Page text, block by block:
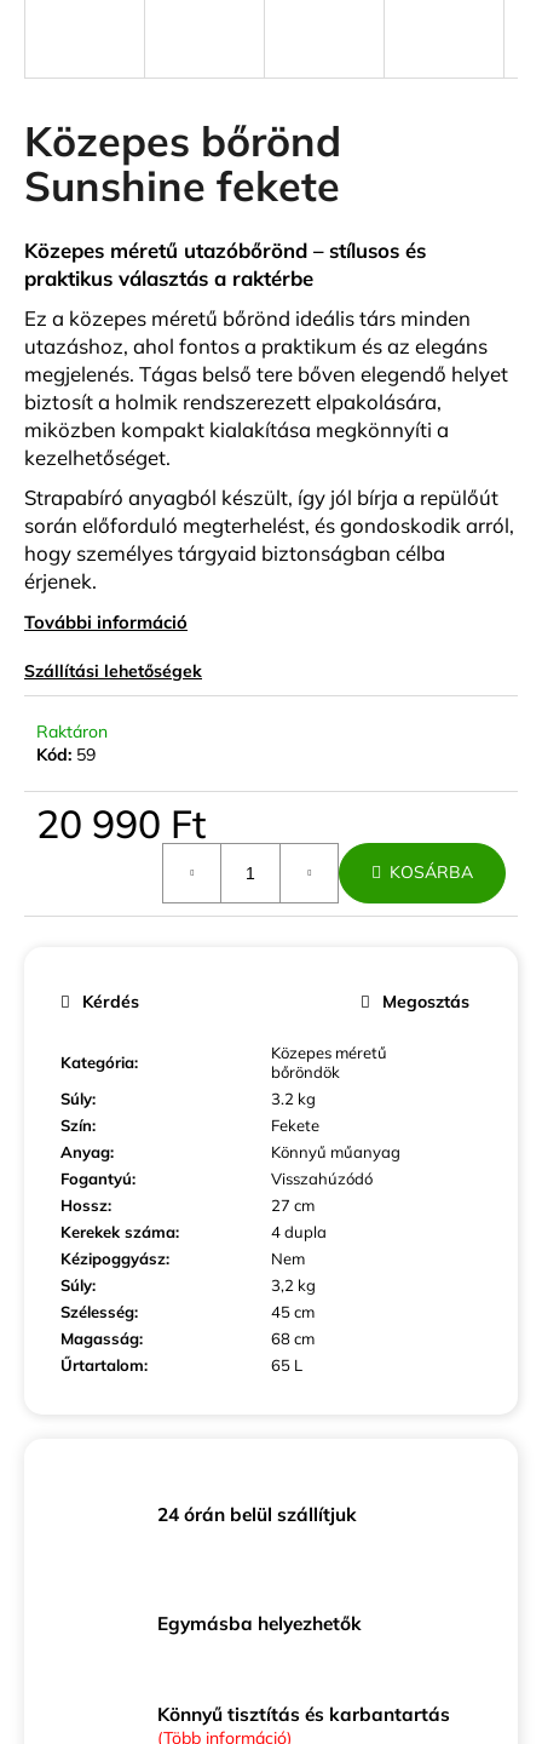
Közepes bőrönd
Sunshine fekete
Közepes méretű utazóbőrönd – stílusos és
praktikus választás a raktérbe
Ez a közepes méretű bőrönd ideális társ minden
utazáshoz, ahol fontos a praktikum és az elegáns
megjelenés. Tágas belső tere bőven elegendő helyet
biztosít a holmik rendszerezett elpakolására,
miközben kompakt kialakítása megkönnyíti a
kezelhetőséget.
Strapabíró anyagból készült, így jól bírja a repülőút
során előforduló megterhelést, és gondoskodik arról,
hogy személyes tárgyaid biztonságban célba
érjenek.
További információ
Szállítási lehetőségek
Raktáron
Kód: 59
20 990 Ft
KOSÁRBA
Kategória:
Közepes méretű
bőröndök
Súly:
3.2 kg
Szín:
Fekete
Anyag:
Könnyű műanyag
Fogantyú:
Visszahúzódó
Hossz:
27 cm
Kerekek száma:
4 dupla
Kézipoggyász:
Nem
Súly:
3,2 kg
Szélesség:
45 cm
Magasság:
68 cm
Űrtartalom: 65 L
Kérdés Megosztás
24 órán belül szállítjuk
Egymásba helyezhetők
Könnyű tisztítás és karbantartás
(Több információ)
A
á
n
l
j
k
KIS
MÉRETŰ
KABINBŐRÖND
ZÖLD
SZÍNBEN
EXKLUZÍV
23
440
Ft